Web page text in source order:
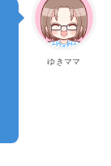
ゆきママ